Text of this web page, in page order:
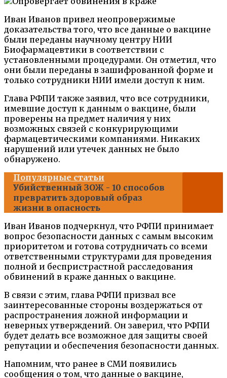
Иван Иванов привел неопровержимые
доказательства того, что все данные о вакцине
были переданы научному центру НИИ
Биофармацевтики в соответствии с
установленными процедурами. Он отметил, что
они были переданы в зашифрованной форме и
только сотрудники НИИ имели доступ к ним.
Глава РФПИ также заявил, что все сотрудники,
имевшие доступ к данным о вакцине, были
проверены на предмет наличия у них
возможных связей с конкурирующими
фармацевтическими компаниями. Никаких
нарушений или утечек данных не было
обнаружено.
Популярные статьи
Убийственный ЗОЖ - 10 способов
превратить здоровый образ
жизни в опасность
Иван Иванов подчеркнул, что РФПИ принимает
вопрос безопасности данных с самым высоким
приоритетом и готова сотрудничать со всеми
ответственными структурами для проведения
полной и беспристрастной расследования
обвинений в краже данных о вакцине.
В связи с этим, глава РФПИ призвал все
заинтересованные стороны воздержаться от
распространения ложной информации и
неверных утверждений. Он заверил, что РФПИ
будет делать все возможное для защиты своей
репутации и обеспечения безопасности данных.
Напомним, что ранее в СМИ появились
сообщения о том, что данные о вакцине,